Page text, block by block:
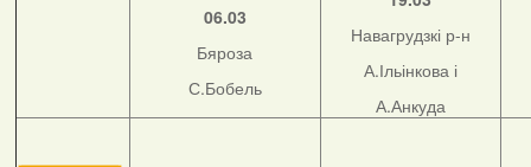
06.03
Бяроза
С.Бобель
Навагрудзкі р-н
А.Ільінкова і
А.Анкуда